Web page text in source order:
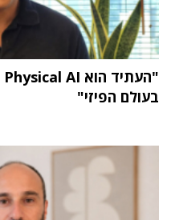
בעולם הפיזי"